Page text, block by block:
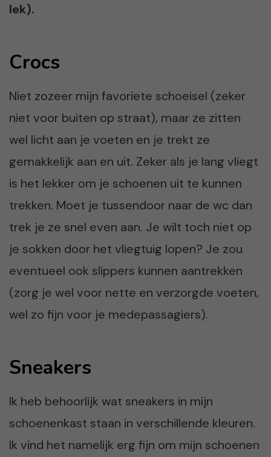
lek).
Crocs
Niet zozeer mijn favoriete schoeisel (zeker
niet voor buiten op straat), maar ze zitten
wel licht aan je voeten en je trekt ze
gemakkelijk aan en uit. Zeker als je lang vliegt
is het lekker om je schoenen uit te kunnen
trekken. Moet je tussendoor naar de wc dan
trek je ze snel even aan. Je wilt toch niet op
je sokken door het vliegtuig lopen? Je zou
eventueel ook slippers kunnen aantrekken
(zorg je wel voor nette en verzorgde voeten,
wel zo fijn voor je medepassagiers).
Sneakers
Ik heb behoorlijk wat sneakers in mijn
schoenenkast staan in verschillende kleuren.
Ik vind het namelijk erg fijn om mijn schoenen